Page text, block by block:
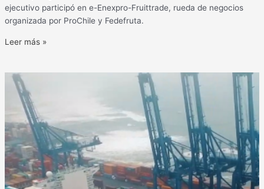
ejecutivo participó en e-Enexpro-Fruittrade, rueda de negocios
organizada por ProChile y Fedefruta.
Leer más »